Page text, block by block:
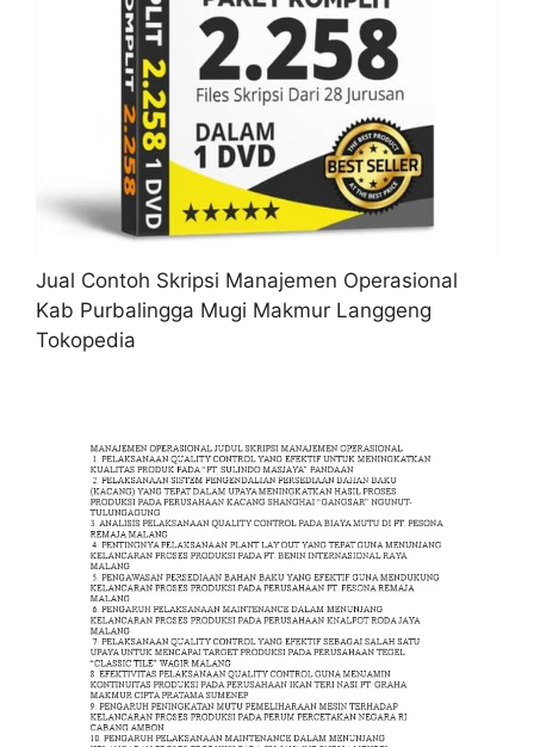
Jual Contoh Skripsi Manajemen Operasional
Kab Purbalingga Mugi Makmur Langgeng
Tokopedia